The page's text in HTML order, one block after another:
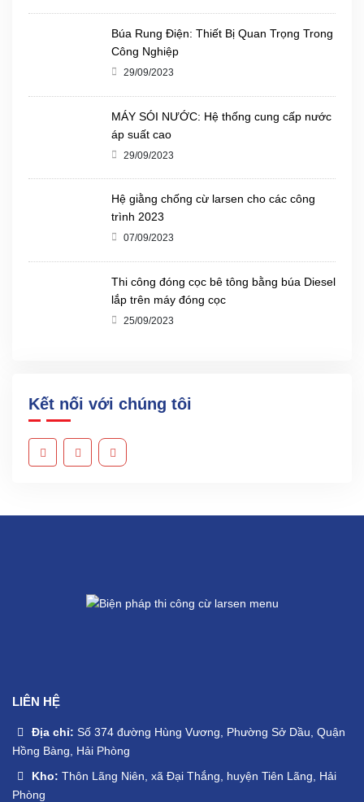
Búa Rung Điện: Thiết Bị Quan Trọng Trong
Công Nghiệp
29/09/2023
MÁY SÓI NƯỚC: Hệ thống cung cấp nước
áp suất cao
29/09/2023
Hệ giằng chống cừ larsen cho các công
trình 2023
07/09/2023
Thi công đóng cọc bê tông bằng búa Diesel
lắp trên máy đóng cọc
25/09/2023
Kết nối với chúng tôi
LIÊN HỆ
Địa chỉ: Số 374 đường Hùng Vương, Phường Sở Dầu, Quận
Hồng Bàng, Hải Phòng
Kho: Thôn Lãng Niên, xã Đại Thắng, huyện Tiên Lãng, Hải
Phòng